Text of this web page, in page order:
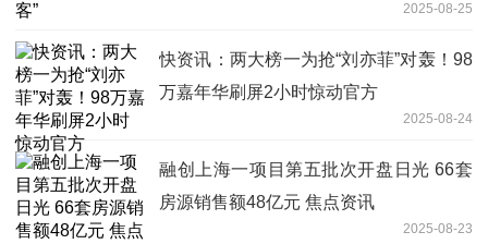
2025-08-25
快资讯：两大榜一为抢“刘亦菲”对轰！98
万嘉年华刷屏2小时惊动官方
2025-08-24
融创上海一项目第五批次开盘日光 66套
房源销售额48亿元 焦点资讯
2025-08-23